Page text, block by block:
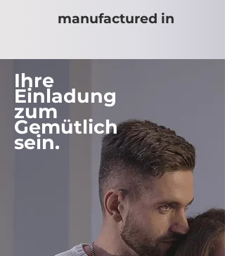
manufactured in
Ihre
Einladung
zum
Gemütlich
sein.